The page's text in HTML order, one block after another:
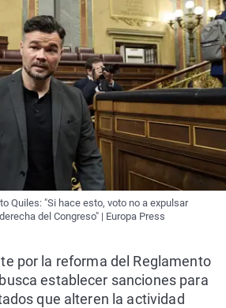
Quiles: "Si hace esto, voto no a expulsar
del Congreso" | Europa Press
por la reforma del Reglamento
establecer sanciones para
que alteren la actividad